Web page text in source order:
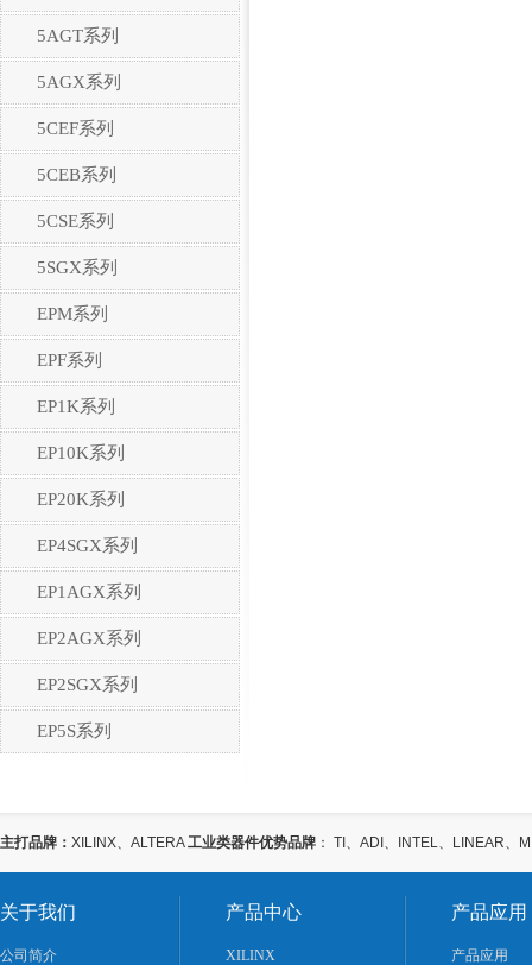
5AGT系列
5AGX系列
5CEF系列
5CEB系列
5CSE系列
5SGX系列
EPM系列
EPF系列
EP1K系列
EP10K系列
EP20K系列
EP4SGX系列
EP1AGX系列
EP2AGX系列
EP2SGX系列
EP5S系列
主打品牌： XILINX、ALTERA工业类器件优势品牌 ： TI、ADI、INTEL、LINEAR、
关于我们
公司简介
产品中心
XILINX
产品应用
产品应用